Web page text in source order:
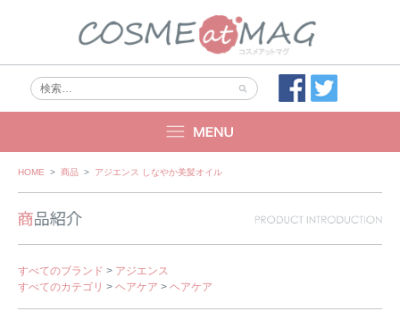
Skip
HOME > 商品 > アジエンス しなやか美髪オイル
すべてのブランド > アジエンス
すべてのカテゴリ > ヘアケア > ヘアケア